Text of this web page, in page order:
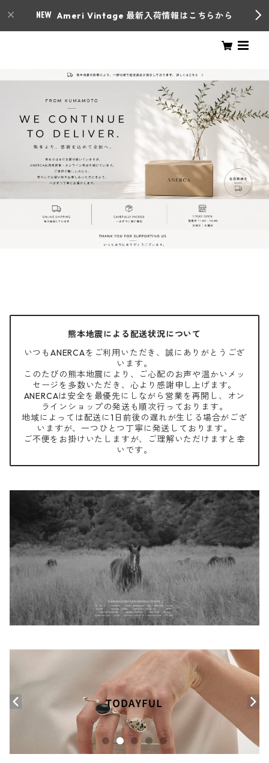
Ameri Vintage 最新入荷情報はこちらから
熊本地震による配送状況について
いつもANERCAをご利用いただき、誠にありがとうござ
います。
このたびの熊本地震により、ご心配のお声や温かいメッ
セージを多数いただき、心より感謝申し上げます。
ANERCAは安全を最優先にしながら営業を再開し、オン
ラインショップの発送も順次行っております。
地域によっては配送に1日前後の遅れが生じる場合がござ
いますが、一つひとつ丁寧に発送しております。
ご不便をお掛けいたしますが、ご理解いただけますと幸
いです。